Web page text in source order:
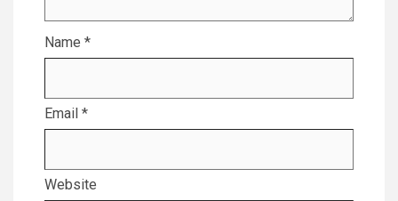
Name *
Email *
Website